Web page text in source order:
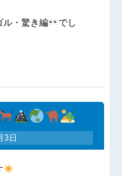
ル・驚き編
でし
3日